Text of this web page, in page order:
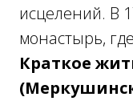
исцелений. В
монастырь,
Краткое